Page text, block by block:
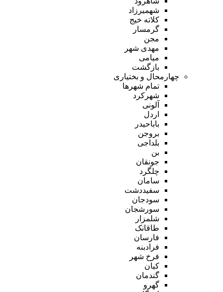
شهمیرزاد
کلاته خیج
گرمسار
مجن
مهدی شهر
میامی
بازگشت
چهارمحال و بختیاری
تمام شهر‌ها
شهرکرد
آلونی
اردل
باباحیدر
بروجن
بلداجی
بن
جونقان
چلگرد
سامان
سفیددشت
سودجان
سورشجان
شلمزار
طاقانک
فارسان
فرادبنه
فرخ شهر
کیان
گندمان
گهرو